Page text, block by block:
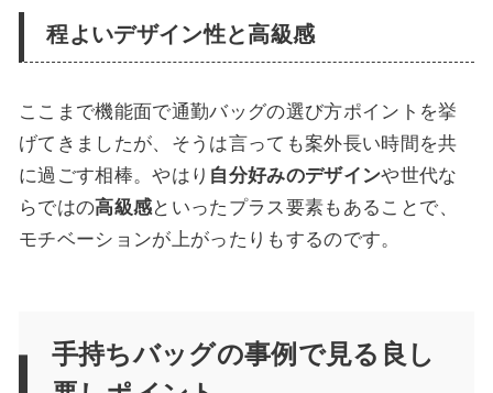
程よいデザイン性と高級感
ここまで機能面で通勤バッグの選び方ポイントを挙
げてきましたが、そうは言っても案外長い時間を共
に過ごす相棒。やはり 自分好みのデザインや世代な
らではの高級感といったプラス要素もあることで、
モチベーションが上がったりもするのです。
手持ちバッグの事例で見る良し